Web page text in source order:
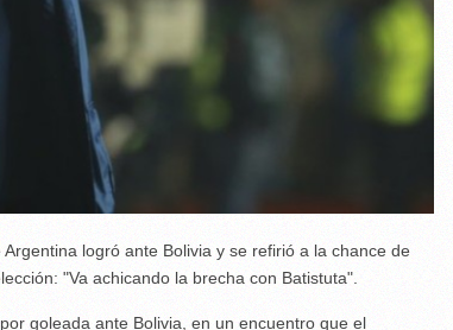
logró ante Bolivia y se refirió a la chance de
"Va achicando la brecha con Batistuta".
goleada ante Bolivia, en un encuentro que el